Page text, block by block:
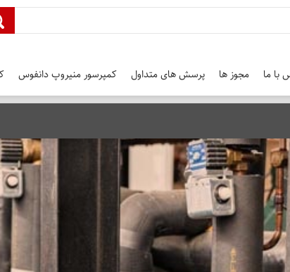
با ما مجوز ها پرسش های متداول کمپرسور منیروپ دانفوس